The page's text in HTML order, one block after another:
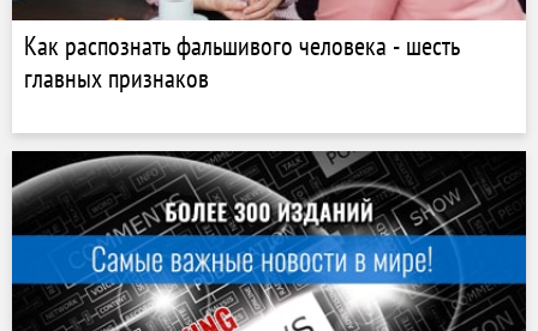
Как распознать фальшивого человека - шесть
главных признаков